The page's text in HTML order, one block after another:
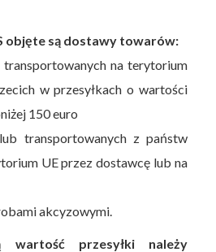
objęte są dostawy towarów:
transportowanych na terytorium
w przesyłkach o wartości
150 euro
transportowanych z państw
UE przez dostawcę lub na
akcyzowymi.
wartość przesyłki należy